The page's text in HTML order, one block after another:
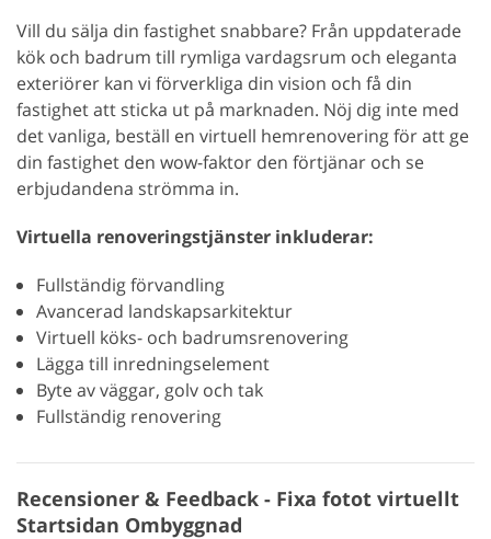
Vill du sälja din fastighet snabbare? Från uppdaterade
kök och badrum till rymliga vardagsrum och eleganta
exteriörer kan vi förverkliga din vision och få din
fastighet att sticka ut på marknaden. Nöj dig inte med
det vanliga, beställ en virtuell hemrenovering för att ge
din fastighet den wow-faktor den förtjänar och se
erbjudandena strömma in.
Virtuella renoveringstjänster inkluderar:
Fullständig förvandling
Avancerad landskapsarkitektur
Virtuell köks- och badrumsrenovering
Lägga till inredningselement
Byte av väggar, golv och tak
Fullständig renovering
Recensioner & Feedback - Fixa fotot virtuellt
Startsidan Ombyggnad